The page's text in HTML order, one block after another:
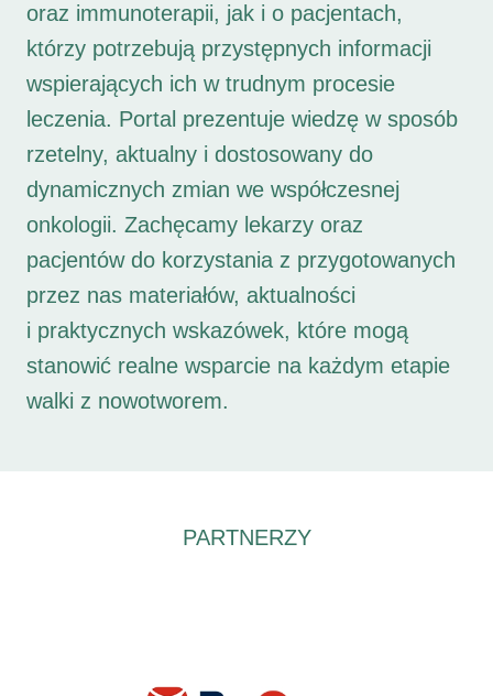
oraz immunoterapii, jak i o pacjentach,
którzy potrzebują przystępnych informacji
wspierających ich w trudnym procesie
leczenia. Portal prezentuje wiedzę w sposób
rzetelny, aktualny i dostosowany do
dynamicznych zmian we współczesnej
onkologii. Zachęcamy lekarzy oraz
pacjentów do korzystania z przygotowanych
przez nas materiałów, aktualności
i praktycznych wskazówek, które mogą
stanowić realne wsparcie na każdym etapie
walki z nowotworem.
PARTNERZY